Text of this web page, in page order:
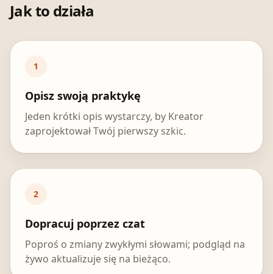
Jak to działa
1
Opisz swoją praktykę
Jeden krótki opis wystarczy, by Kreator
zaprojektował Twój pierwszy szkic.
2
Dopracuj poprzez czat
Poproś o zmiany zwykłymi słowami; podgląd na
żywo aktualizuje się na bieżąco.